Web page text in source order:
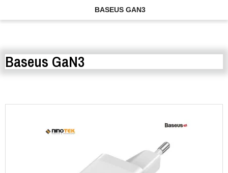
BASEUS GAN3
Baseus GaN3